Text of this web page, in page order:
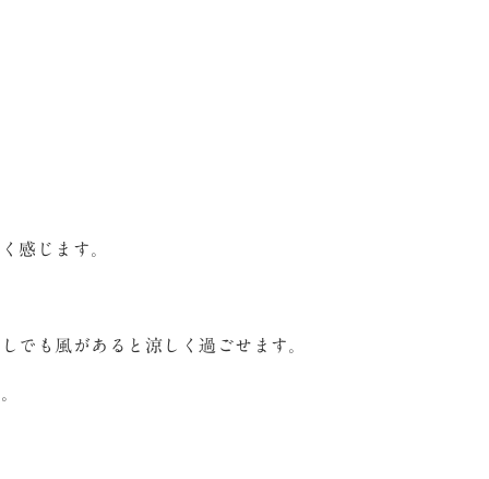
感じます。
でも風があると涼しく過ごせます。